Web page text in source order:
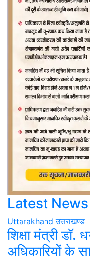
Latest News
Uttarakhand उत्तराखण्ड
शिक्षा मंत्री डॉ.
अधिकारियों के